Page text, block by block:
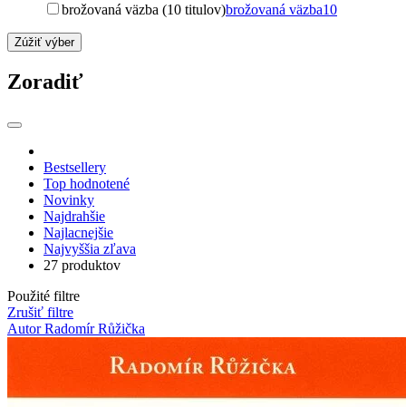
brožovaná väzba (10 titulov)brožovaná väzba10
Zúžiť výber
Zoradiť
Bestsellery
Top hodnotené
Novinky
Najdrahšie
Najlacnejšie
Najvyššia zľava
27 produktov
Použité filtre
Zrušiť filtre
Autor Radomír Růžička